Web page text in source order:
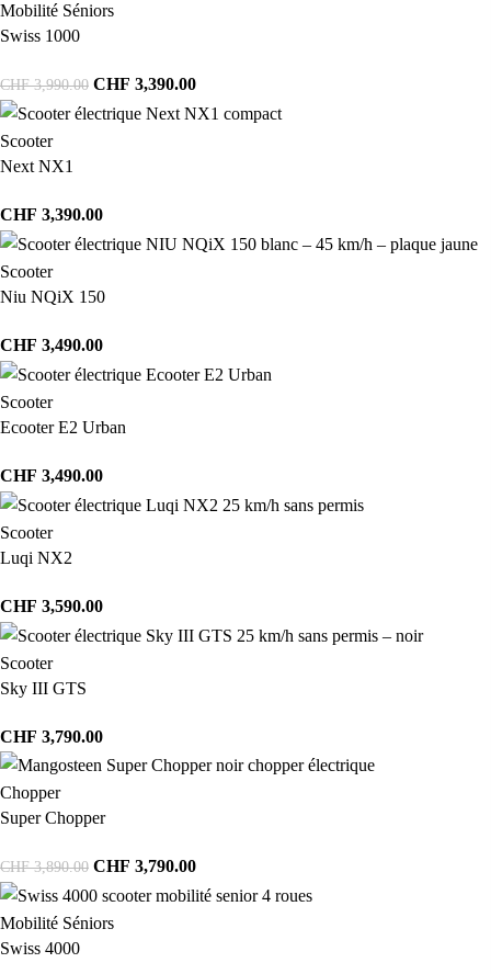
Mobilité Séniors
Swiss 1000
CHF3,990.00 CHF 3,390.00
Scooter
Next NX1
CHF 3,390.00
Scooter
Niu NQiX 150
CHF 3,490.00
Scooter
Ecooter E2 Urban
CHF 3,490.00
Scooter
Luqi NX2
CHF 3,590.00
Scooter
Sky III GTS
CHF 3,790.00
Chopper
Super Chopper
CHF3,890.00 CHF 3,790.00
Mobilité Séniors
Swiss 4000